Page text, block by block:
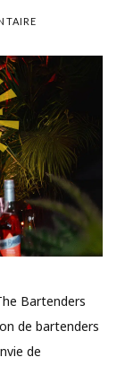
Bartenders
de bartenders
de